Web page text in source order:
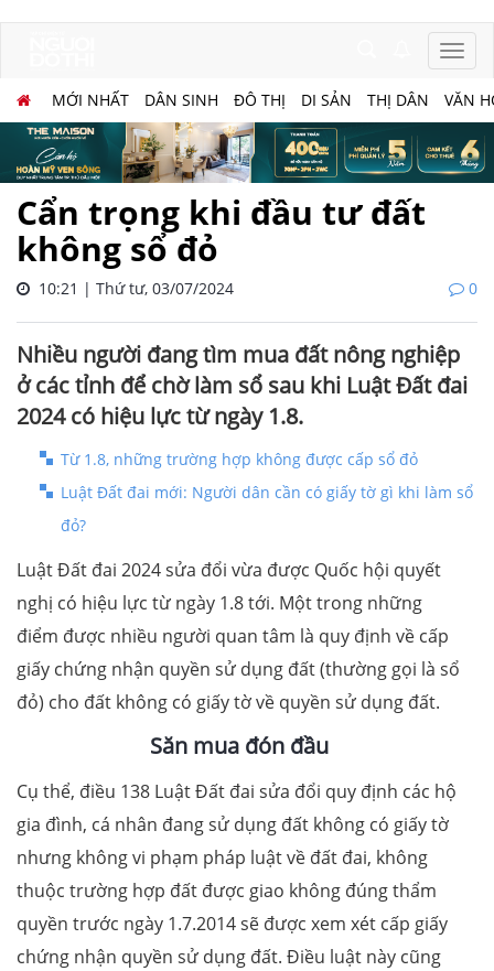
MỚI NHẤT DÂN SINH ĐÔ THỊ DI SẢN THỊ DÂN VĂN
Cẩn trọng khi đầu tư đất
không sổ đỏ
10:21 | Thứ tư, 03/07/2024 0
Nhiều người đang tìm mua đất nông nghiệp
ở các tỉnh để chờ làm sổ sau khi Luật Đất đai
2024 có hiệu lực từ ngày 1.8.
Từ 1.8, những trường hợp không được cấp sổ đỏ
Luật Đất đai mới: Người dân cần có giấy tờ gì khi làm sổ
đỏ?
Luật Đất đai 2024 sửa đổi vừa được Quốc hội quyết
nghị có hiệu lực từ ngày 1.8 tới. Một trong những
điểm được nhiều người quan tâm là quy định về cấp
giấy chứng nhận quyền sử dụng đất (thường gọi là sổ
đỏ) cho đất không có giấy tờ về quyền sử dụng đất.
Săn mua đón đầu
Cụ thể, điều 138 Luật Đất đai sửa đổi quy định các hộ
gia đình, cá nhân đang sử dụng đất không có giấy tờ
nhưng không vi phạm pháp luật về đất đai, không
thuộc trường hợp đất được giao không đúng thẩm
quyền trước ngày 1.7.2014 sẽ được xem xét cấp giấy
chứng nhận quyền sử dụng đất. Điều luật này cũng